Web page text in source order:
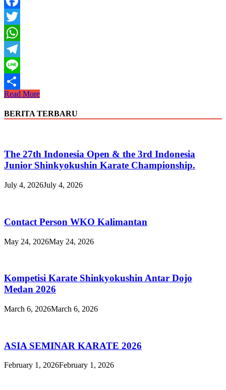
Facebook
Twitter
WhatsApp
Telegram
Line
Share
Latihan
di
Squadron
IswahJudi
Madiun
Read More
BERITA TERBARU
The 27th Indonesia Open & the 3rd Indonesia
Junior Shinkyokushin Karate Championship.
July 4, 2026July 4, 2026
Contact Person WKO Kalimantan
May 24, 2026May 24, 2026
Kompetisi Karate Shinkyokushin Antar Dojo
Medan 2026
March 6, 2026March 6, 2026
ASIA SEMINAR KARATE 2026
February 1, 2026February 1, 2026